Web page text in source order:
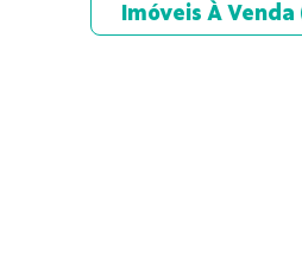
Imóveis À Venda